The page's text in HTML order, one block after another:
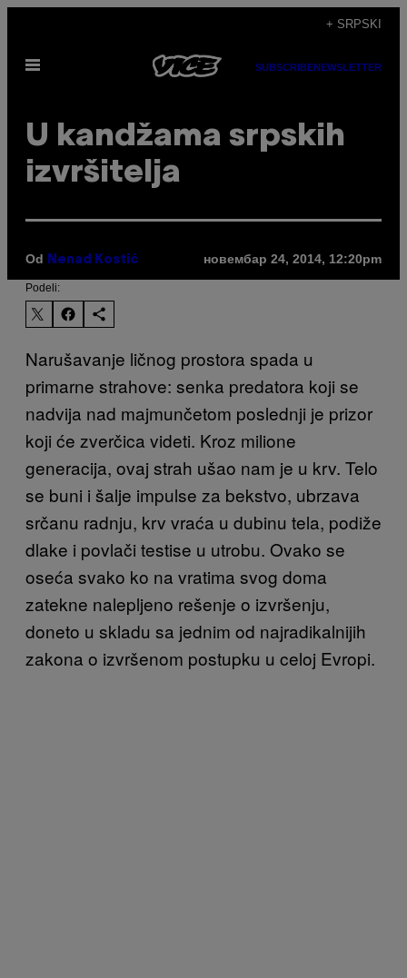
садржај
+ SRPSKI
Otvori
SUBSCRIBENEWSLETTER
U kandžama srpskih
izvršitelja
Od Nenad Kostić новембар 24, 2014, 12:20pm
Podeli:
Narušavanje ličnog prostora spada u
primarne strahove: senka predatora koji se
nadvija nad majmunčetom poslednji je prizor
koji će zverčica videti. Kroz milione
generacija, ovaj strah ušao nam je u krv. Telo
se buni i šalje impulse za bekstvo, ubrzava
srčanu radnju, krv vraća u dubinu tela, podiže
dlake i povlači testise u utrobu. Ovako se
oseća svako ko na vratima svog doma
zatekne nalepljeno rešenje o izvršenju,
doneto u skladu sa jednim od najradikalnijih
zakona o izvršenom postupku u celoj Evropi.